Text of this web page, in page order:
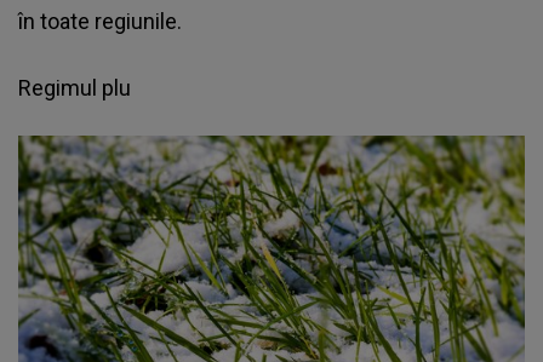
în toate regiunile.
Regimul plu